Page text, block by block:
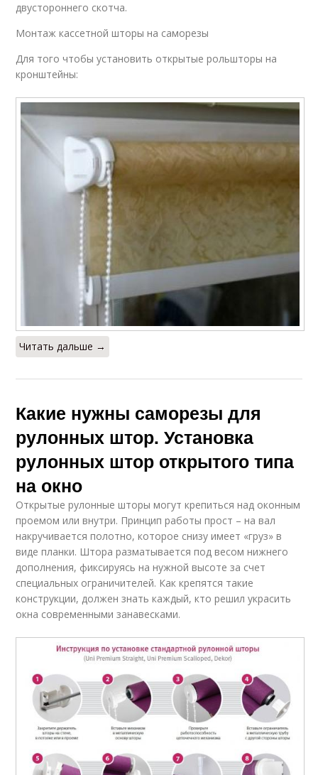
двустороннего скотча.
Монтаж кассетной шторы на саморезы
Для того чтобы установить открытые рольшторы на
кронштейны:
Читать дальше →
Какие нужны саморезы для
рулонных штор. Установка
рулонных штор открытого типа
на окно
Открытые рулонные шторы могут крепиться над оконным
проемом или внутри. Принцип работы прост – на вал
накручивается полотно, которое снизу имеет «груз» в
виде планки. Штора разматывается под весом нижнего
дополнения, фиксируясь на нужной высоте за счет
специальных ограничителей. Как крепятся такие
конструкции, должен знать каждый, кто решил украсить
окна современными занавесками.